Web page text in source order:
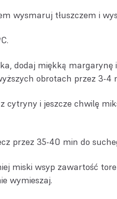
wysmaruj tłuszczem i
dodaj miękką
obrotach przez 3-4
cytryny i jeszcze chwilę
przez 35-40 min do
miski wsyp zawartość
wymieszaj.